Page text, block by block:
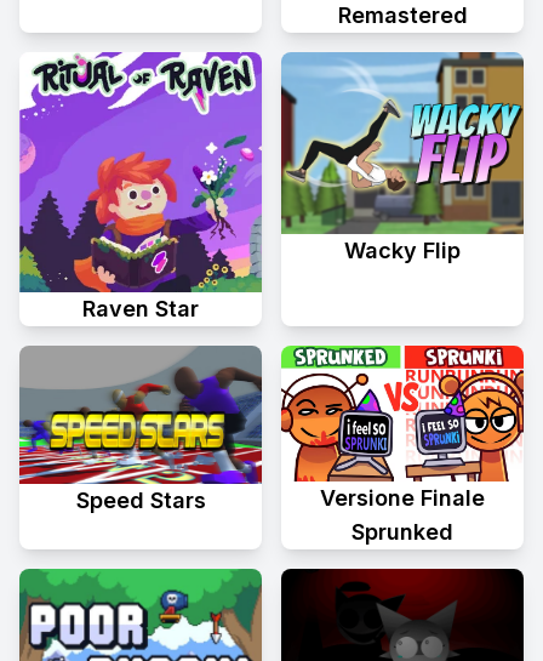
Remastered
Raven Star
Wacky Flip
Speed Stars
Versione Finale
Sprunked